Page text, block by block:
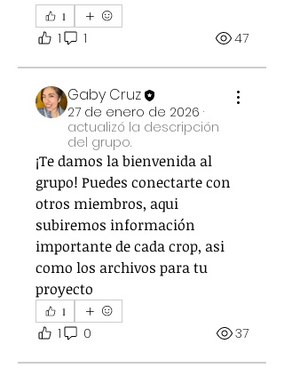
1
1 1 47
Gaby Cruz
27 de enero de 2026 ·
actualizó la descripción
del grupo.
¡Te damos la bienvenida al
grupo! Puedes conectarte con
otros miembros, aqui
subiremos información
importante de cada crop, asi
como los archivos para tu
proyecto
1
1 0 37